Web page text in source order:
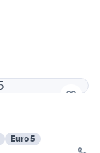
Euro 5